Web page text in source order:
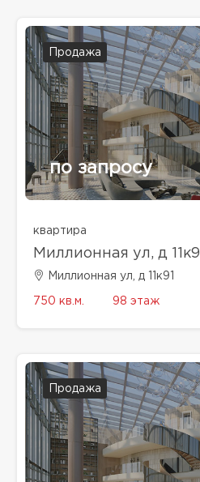
Продажа
по запросу
квартира
Миллионная ул, д 11к91
Миллионная ул, д 11к91
750 кв.м. 98 этаж
Продажа